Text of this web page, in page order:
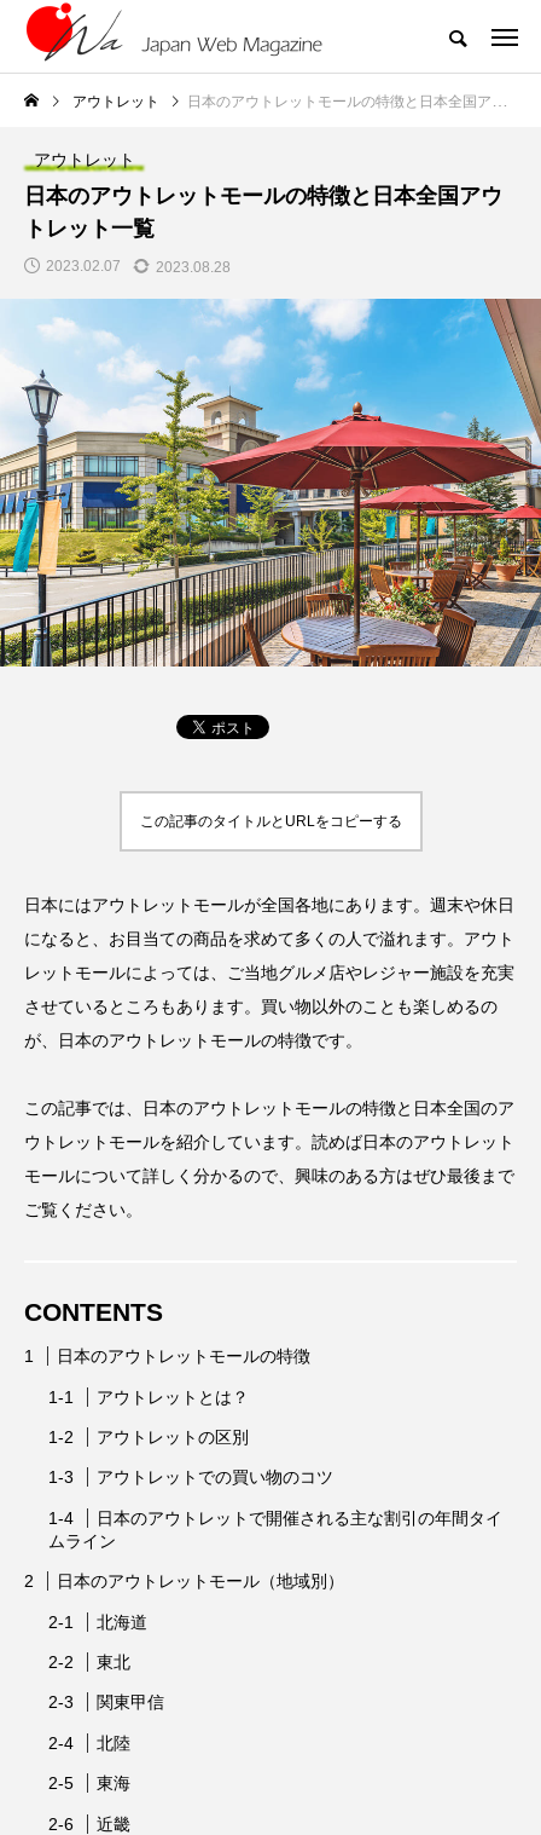
アウトレット 日本のアウトレットモールの特徴と日本全国アウトレット一覧
アウトレット
日本のアウトレットモールの特徴と日本全国アウ
トレット一覧
2023.02.07 2023.08.28
この記事のタイトルとURLをコピーする
日本にはアウトレットモールが全国各地にあります。週末や休日
になると、お目当ての商品を求めて多くの人で溢れます。アウト
レットモールによっては、ご当地グルメ店やレジャー施設を充実
させているところもあります。買い物以外のことも楽しめるの
が、日本のアウトレットモールの特徴です。
この記事では、日本のアウトレットモールの特徴と日本全国のア
ウトレットモールを紹介しています。読めば日本のアウトレット
モールについて詳しく分かるので、興味のある方はぜひ最後まで
ご覧ください。
CONTENTS
日本のアウトレットモールの特徴
アウトレットとは？
アウトレットの区別
アウトレットでの買い物のコツ
日本のアウトレットで開催される主な割引の年間タイ
ムライン
日本のアウトレットモール（地域別）
北海道
東北
関東甲信
北陸
東海
近畿